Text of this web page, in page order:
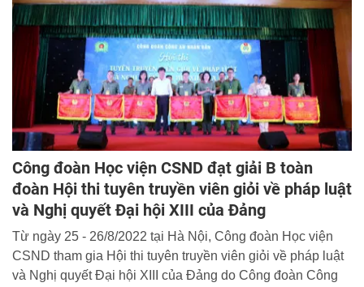
soát Hải quan Khóa 10.4 tại tỉnh Quảng Ninh.
Công đoàn Học viện CSND đạt giải B toàn
đoàn Hội thi tuyên truyền viên giỏi về pháp luật
và Nghị quyết Đại hội XIII của Đảng
Từ ngày 25 - 26/8/2022 tại Hà Nội, Công đoàn Học viện
CSND tham gia Hội thi tuyên truyền viên giỏi về pháp luật
và Nghị quyết Đại hội XIII của Đảng do Công đoàn Công